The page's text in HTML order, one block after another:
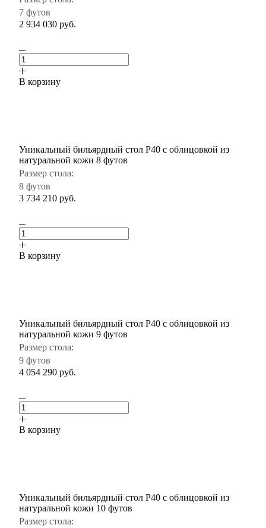
7 футов
2 934 030 руб.
В корзину
Уникальный бильярдный стол P40 с облицовкой из
натуральной кожи 8 футов
Размер стола:
8 футов
3 734 210 руб.
В корзину
Уникальный бильярдный стол P40 с облицовкой из
натуральной кожи 9 футов
Размер стола:
9 футов
4 054 290 руб.
В корзину
Уникальный бильярдный стол P40 с облицовкой из
натуральной кожи 10 футов
Размер стола: